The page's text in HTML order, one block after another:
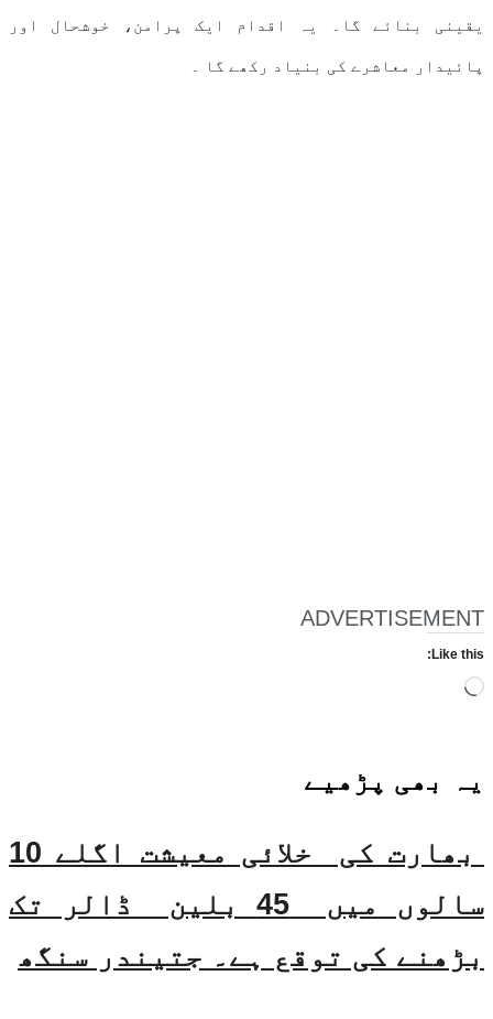
یقینی بنائے گا۔ یہ اقدام ایک پرامن، خوشحال اور
پائیدار معاشرے کی بنیاد رکھے گا ۔
ADVERTISEMENT
Like this:
Loading…
یہ بھی پڑھیے
بھارت کی خلائی معیشت اگلے 10
سالوں میں 45 بلین ڈالر تک
بڑھنے کی توقع ہے۔ جتیندر سنگھ